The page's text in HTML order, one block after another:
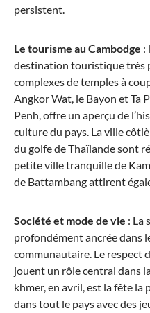
persistent.
Le tourisme au Cambodge :
destination touristique très
complexes de temples à
Angkor Wat, le Bayon et Ta
Penh, offre un aperçu de
culture du pays. La ville
du golfe de Thaïlande sont
petite ville tranquille de
de Battambang attirent
Société et mode de vie : La
profondément ancrée dans
communautaire. Le respect
jouent un rôle central dans
khmer, en avril, est la fête
dans tout le pays avec des